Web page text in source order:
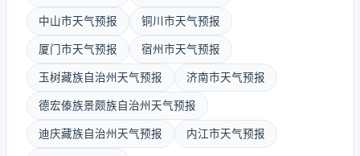
中山市天气预报 铜川市天气预报
厦门市天气预报 宿州市天气预报
玉树藏族自治州天气预报 济南市天气预报
德宏傣族景颇族自治州天气预报
迪庆藏族自治州天气预报 内江市天气预报